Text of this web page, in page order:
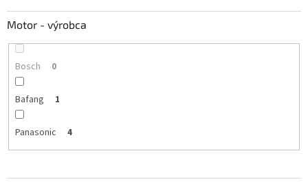
Motor - výrobca
Bosch 0
Bafang 1
Panasonic 4